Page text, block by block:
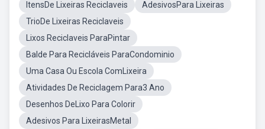
ItensDe Lixeiras Reciclaveis
AdesivosPara Lixeiras
TrioDe Lixeiras Reciclaveis
Lixos Reciclaveis ParaPintar
Balde Para Recicláveis ParaCondominio
Uma Casa Ou Escola ComLixeira
Atividades De Reciclagem Para3 Ano
Desenhos DeLixo Para Colorir
Adesivos Para LixeirasMetal